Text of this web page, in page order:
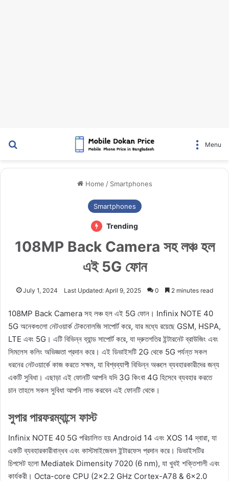
Menu
Home / Smartphones
Smartphones
Trending
108MP Back Camera সহ লঞ্চ হল
এই 5G ফোন
July 1, 2024 Last Updated: April 9, 2025 0 2 minutes read
108MP Back Camera সহ লঞ্চ হল এই 5G ফোন। Infinix NOTE 40
5G অনেকগুলো নেটওয়ার্ক টেকনোলজি সাপোর্ট করে, যার মধ্যে রয়েছে GSM, HSPA,
LTE এবং 5G। এটি বিভিন্ন ব্যান্ড সাপোর্ট করে, যা দ্রুতগতির ইন্টারনেট ব্রাউজিং এবং
সিমলেস কলিং অভিজ্ঞতা প্রদান করে। এই ডিভাইসটি 2G থেকে 5G পর্যন্ত সকল
ধরনের নেটওয়ার্কে কাজ করতে সক্ষম, যা বিশ্বব্যাপী বিভিন্ন অঞ্চলে ব্যবহারকারীদের জন্য
একটি সুবিধা। এছাড়া এই ফোনটি আপনি যদি 3G কিংবা 4G হিসেবে ব্যবহার করতে
চান তাহলে সকল সুবিধা আপনি লাভ করবেন এই ফোনটি থেকে।
সুপার পারফরম্যান্সে ফাস্ট
Infinix NOTE 40 5G পরিচালিত হয় Android 14 এবং XOS 14 দ্বারা, যা
একটি ব্যবহারকারীবান্ধব এবং কাস্টমাইজেবল ইন্টারফেস প্রদান করে। ডিভাইসটির
চিপসেট হলো Mediatek Dimensity 7020 (6 nm), যা খুবই শক্তিশালী এবং
কার্যকরী। Octa-core CPU (2×2.2 GHz Cortex-A78 & 6×2.0